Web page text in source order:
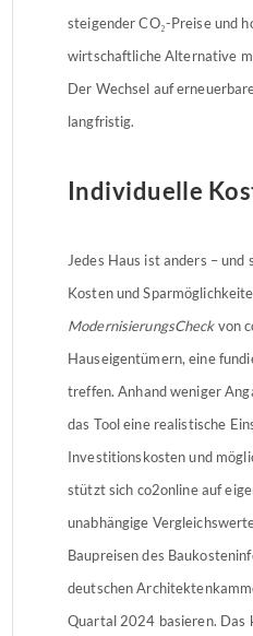
steigender CO₂-Preise und
wirtschaftliche Alternative
Der Wechsel auf
langfristig.
Individuelle
Jedes Haus ist anders – und
Kosten und
ModernisierungsCheckvon
Hauseigentümern, eine
treffen. Anhand weniger
das Tool eine realistische
Investitionskosten und
stützt sich co2online auf
unabhängige
Baupreisen des
deutschen
Quartal 2024 basieren. Das